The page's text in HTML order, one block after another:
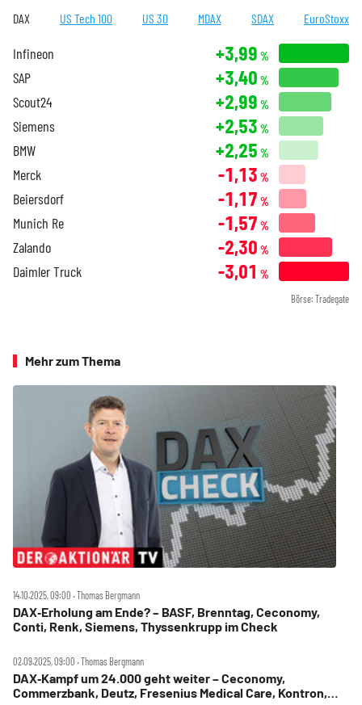
DAX US Tech 100 US 30 MDAX SDAX EuroStoxx
Infineon +3,99 %
SAP +3,40 %
Scout24 +2,99 %
Siemens +2,53 %
BMW +2,25 %
Merck -1,13 %
Beiersdorf -1,17 %
Munich Re -1,57 %
Zalando -2,30 %
Daimler Truck -3,01 %
Börse: Tradegate
Mehr zum Thema
14.10.2025, 09:00 ‧ Thomas Bergmann
DAX‑Erholung am Ende? – BASF, Brenntag, Ceconomy,
Conti, Renk, Siemens, Thyssenkrupp im Check
02.09.2025, 09:00 ‧ Thomas Bergmann
DAX‑Kampf um 24.000 geht weiter – Ceconomy,
Commerzbank, Deutz, Fresenius Medical Care, Kontron,